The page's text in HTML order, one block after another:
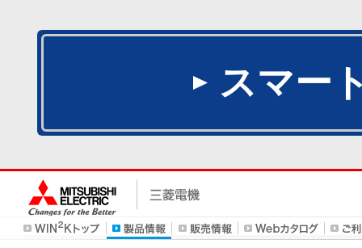
スマー